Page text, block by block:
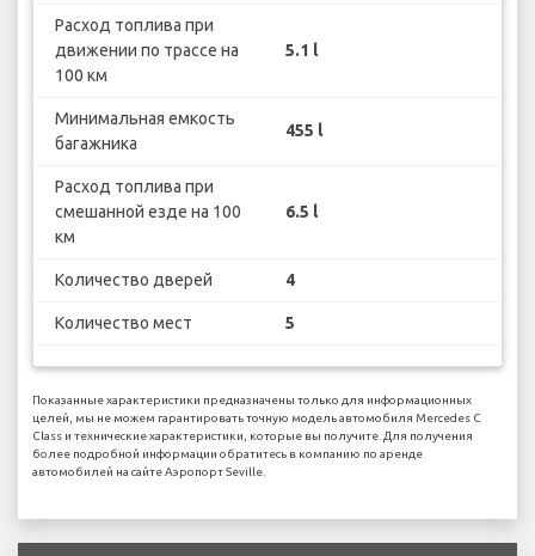
Расход топлива при
движении по трассе на
100 км
5.1 l
Минимальная емкость
багажника
455 l
Расход топлива при
смешанной езде на 100
км
6.5 l
Количество дверей 4
Количество мест 5
Показанные характеристики предназначены только для информационных
целей, мы не можем гарантировать точную модель автомобиля Mercedes C
Class и технические характеристики, которые вы получите. Для получения
более подробной информации обратитесь в компанию по аренде
автомобилей на сайте Аэропорт Seville.